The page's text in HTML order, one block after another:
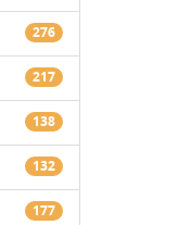
276
217
138
132
177